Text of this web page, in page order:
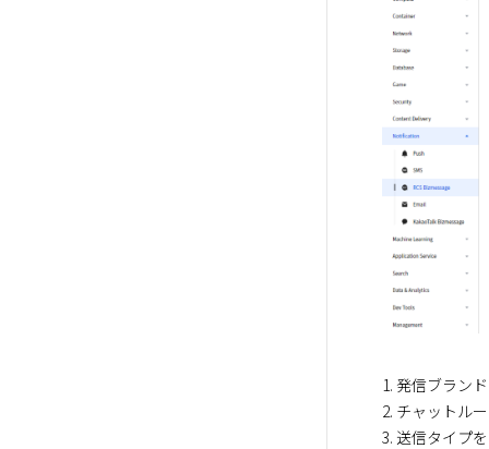
1. 発信ブラン
2. チャットル
3. 送信タイプを